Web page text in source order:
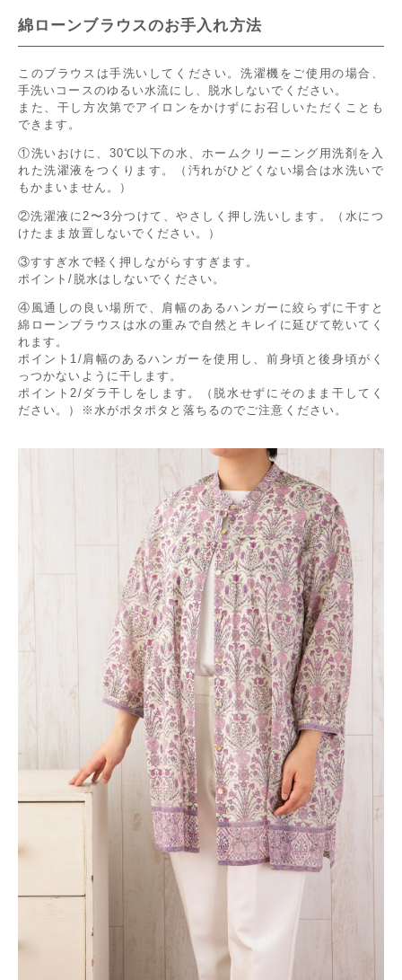
綿ローンブラウスのお手入れ方法
このブラウスは手洗いしてください。洗濯機をご使用の場合、
手洗いコースのゆるい水流にし、脱水しないでください。
また、干し方次第でアイロンをかけずにお召しいただくことも
できます。
①洗いおけに、30℃以下の水、ホームクリーニング用洗剤を入
れた洗濯液をつくります。（汚れがひどくない場合は水洗いで
もかまいません。）
②洗濯液に2〜3分つけて、やさしく押し洗いします。（水につ
けたまま放置しないでください。）
③すすぎ水で軽く押しながらすすぎます。
ポイント/脱水はしないでください。
④風通しの良い場所で、肩幅のあるハンガーに絞らずに干すと
綿ローンブラウスは水の重みで自然とキレイに延びて乾いてく
れます。
ポイント1/肩幅のあるハンガーを使用し、前身頃と後身頃がく
っつかないように干します。
ポイント2/ダラ干しをします。（脱水せずにそのまま干してく
ださい。）※水がポタポタと落ちるのでご注意ください。